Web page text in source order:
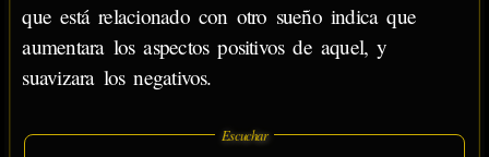
que está relacionado con otro sueño indica que
aumentara los aspectos positivos de aquel, y
suavizara los negativos.
Escuchar